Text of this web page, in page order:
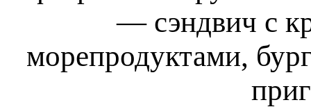
— сэндвич с
морепродуктами,